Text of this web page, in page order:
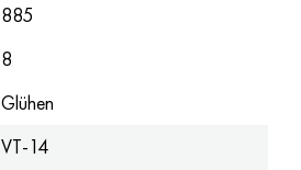
885
8
Glühen
VT-14